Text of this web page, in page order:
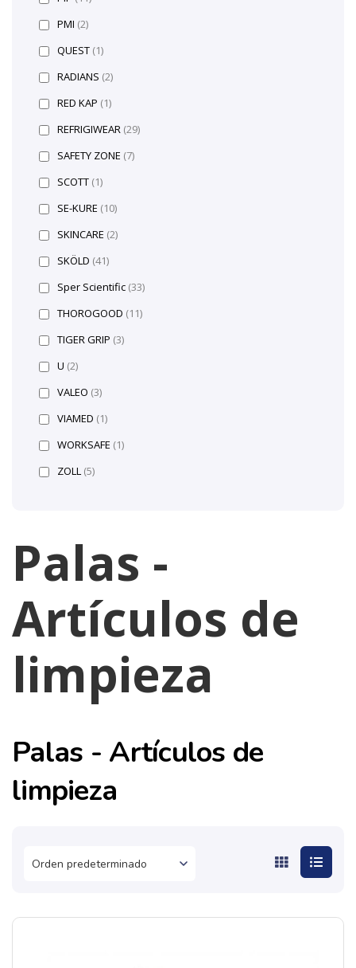
Palas -
Artículos de
limpieza
Palas - Artículos de
limpieza
PMI (2)
QUEST (1)
RADIANS (2)
RED KAP (1)
REFRIGIWEAR (29)
SAFETY ZONE (7)
SCOTT (1)
SE-KURE (10)
SKINCARE (2)
SKÖLD (41)
Sper Scientific (33)
THOROGOOD (11)
TIGER GRIP (3)
U (2)
VALEO (3)
VIAMED (1)
WORKSAFE (1)
ZOLL (5)